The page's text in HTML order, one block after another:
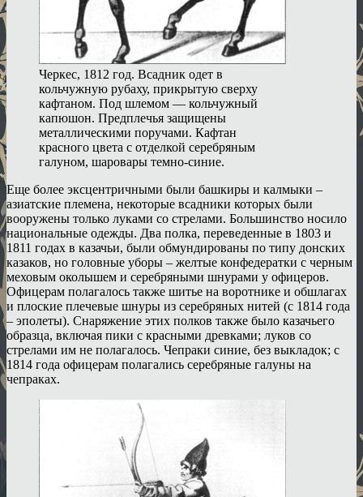
Черкес, 1812 год. Всадник одет в
кольчужную рубаху, прикрытую сверху
кафтаном. Под шлемом — кольчужный
капюшон. Предплечья защищены
металлическими поручами. Кафтан
красного цвета с отделкой серебряным
галуном, шаровары темно-синие.
Еще более эксцентричными были башкиры и калмыки –
азиатские племена, некоторые всадники которых были
вооружены только луками со стрелами. Большинство носило
национальные одежды. Два полка, переведенные в 1803 и
1811 годах в казачьи, были обмундированы по типу донских
казаков, но головные уборы – желтые конфедератки с черным
меховым околышем и серебряными шнурами у офицеров.
Офицерам полагалось также шитье на воротнике и обшлагах
и плоские плечевые шнуры из серебряных нитей (с 1814 года
– эполеты). Снаряжение этих полков также было казачьего
образца, включая пики с красными древками; луков со
стрелами им не полагалось. Чепраки синие, без выкладок; с
1814 года офицерам полагались серебряные галуны на
чепраках.